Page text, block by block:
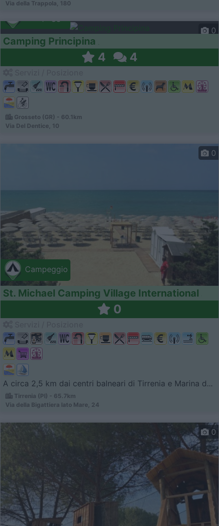
Via della Trappola, 180
0
Camping Principina
4 4
Grosseto (GR) - 60.1km
Via Del Dentice, 10
Campeggio
0
St. Michael Camping Village International
0
A circa 2,5 km dai centri balneari di Tirrenia e Marina d...
Tirrenia (PI) - 65.7km
Via della Bigattiera lato Mare, 24
0